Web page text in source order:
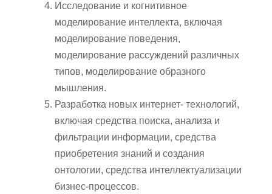
Исследование и когнитивное
моделирование интеллекта, включая
моделирование поведения,
моделирование рассуждений различных
типов, моделирование образного
мышления.
Разработка новых интернет- технологий,
включая средства поиска, анализа и
фильтрации информации, средства
приобретения знаний и создания
онтологии, средства интеллектуализации
бизнес-процессов.